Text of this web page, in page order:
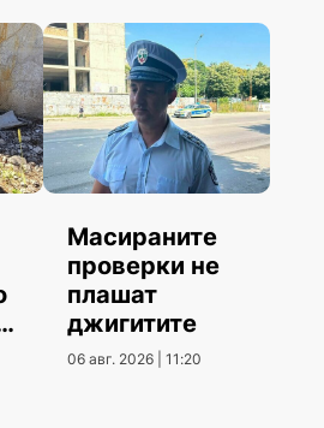
Масираните
проверки не
плашат
джигитите
06 авг. 2026 | 11:20